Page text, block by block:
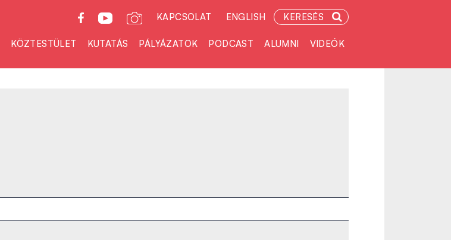
KAPCSOLAT ENGLISH KERESÉS
KÖZTESTÜLET KUTATÁS PÁLYÁZATOK PODCAST ALUMNI VIDEÓK